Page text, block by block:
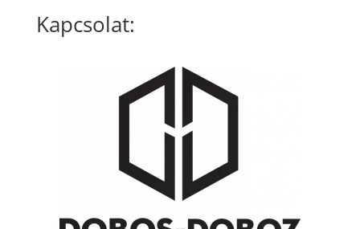
Kapcsolat: